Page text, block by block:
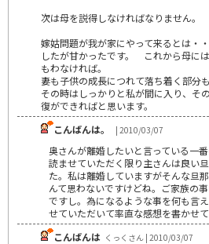
次は母を説得しなければなりません。
嫁姑問題が我が家にやって来るとは・
したが甘かったです。 これから母に
もわなければ。
妻も子供の成長につれて落ち着く部分
その時はしっかりと私が間に入り、そ
復ができればと思います。
こんばんは。
| 2010/03/07
奥さんが離婚したいと言っている一
読ませていただく限り主さんは良い
た。私は離婚していますがそんな旦
んて思わないですけどね。ご家族の
ですし。為になるような事を何も言
せていただいて率直な感想を書かせて
こんばんは くっくさん | 2010/03/07